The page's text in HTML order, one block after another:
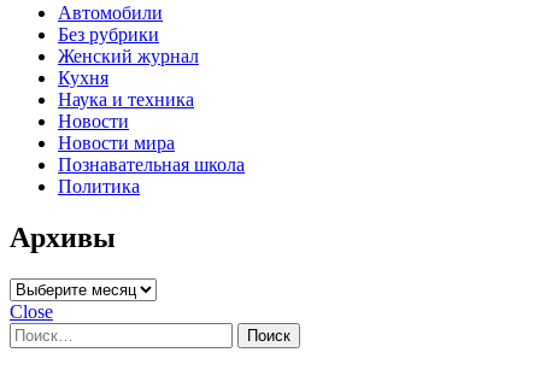
Автомобили
Без рубрики
Женский журнал
Кухня
Наука и техника
Новости
Новости мира
Познавательная школа
Политика
Архивы
Архивы
Close
Найти: